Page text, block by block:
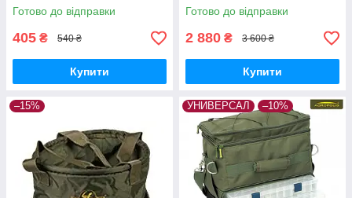
Готово до відправки
405 ₴ 540 ₴
Купити
Готово до відправки
2 880 ₴ 3 600 ₴
Купити
–15% УНИВЕРСАЛ –10%